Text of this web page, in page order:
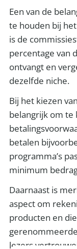
Een van de
te houden bij
is de
percentage van
ontvangt en
dezelfde niche.
Bij het kiezen
belangrijk om te
betalen
programma’s
minimum
Daarnaast is
aspect om
producten en
lezers